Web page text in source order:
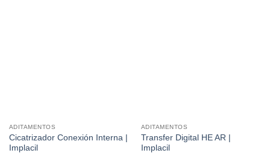
ADITAMENTOS
Cicatrizador Conexión Interna |
Implacil
ADITAMENTOS
Transfer Digital HE AR |
Implacil